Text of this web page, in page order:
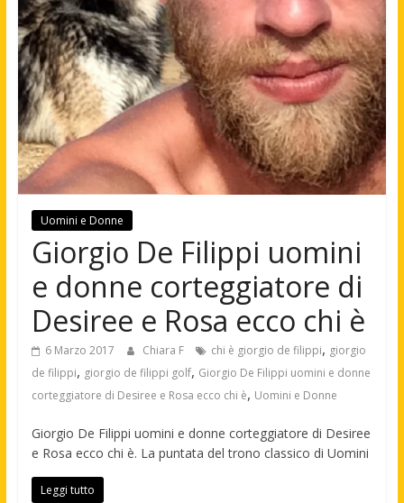
Uomini e Donne
Giorgio De Filippi uomini
e donne corteggiatore di
Desiree e Rosa ecco chi è
6 Marzo 2017 Chiara F chi è giorgio de filippi, giorgio
de filippi, giorgio de filippi golf, Giorgio De Filippi uomini e donne
corteggiatore di Desiree e Rosa ecco chi è, Uomini e Donne
Giorgio De Filippi uomini e donne corteggiatore di Desiree
e Rosa ecco chi è. La puntata del trono classico di Uomini
Leggi tutto